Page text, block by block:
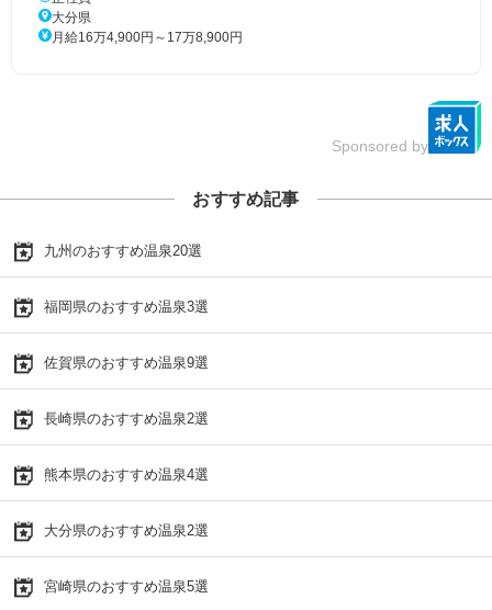
大分県
月給16万4,900円～17万8,900円
Sponsored by
おすすめ記事
九州のおすすめ温泉20選
福岡県のおすすめ温泉3選
佐賀県のおすすめ温泉9選
長崎県のおすすめ温泉2選
熊本県のおすすめ温泉4選
大分県のおすすめ温泉2選
宮崎県のおすすめ温泉5選